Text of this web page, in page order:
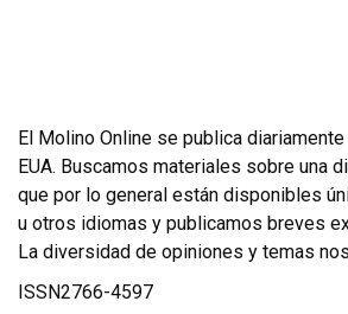
El Molino Online se publica
EUA. Buscamos materiales sobre una
que por lo general están disponibles
u otros idiomas y publicamos breves
La diversidad de opiniones y temas
ISSN2766-4597